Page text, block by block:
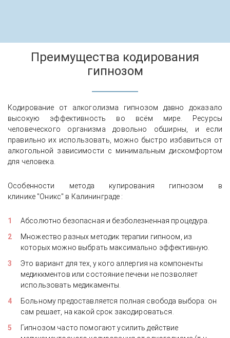
Преимущества кодирования
гипнозом
Кодирование от алкоголизма гипнозом давно доказало
высокую эффективность во всём мире. Ресурсы
человеческого организма довольно обширны, и если
правильно их использовать, можно быстро избавиться от
алкогольной зависимости с минимальным дискомфортом
для человека.
Особенности метода купирования гипнозом в
клинике "Оникс" в Калининграде :
Абсолютно безопасная и безболезненная процедура.
Множество разных методик терапии гипноом, из
которых можно выбрать максимально эффективную.
Это вариант для тех, у кого аллергия на компоненты
медиккментов или состояние печени не позволяет
использовать медикаменты.
Больному предоставляется полная свобода выбора: он
сам решает, на какой срок закодироваться.
Гипнозом часто помогают усилить действие